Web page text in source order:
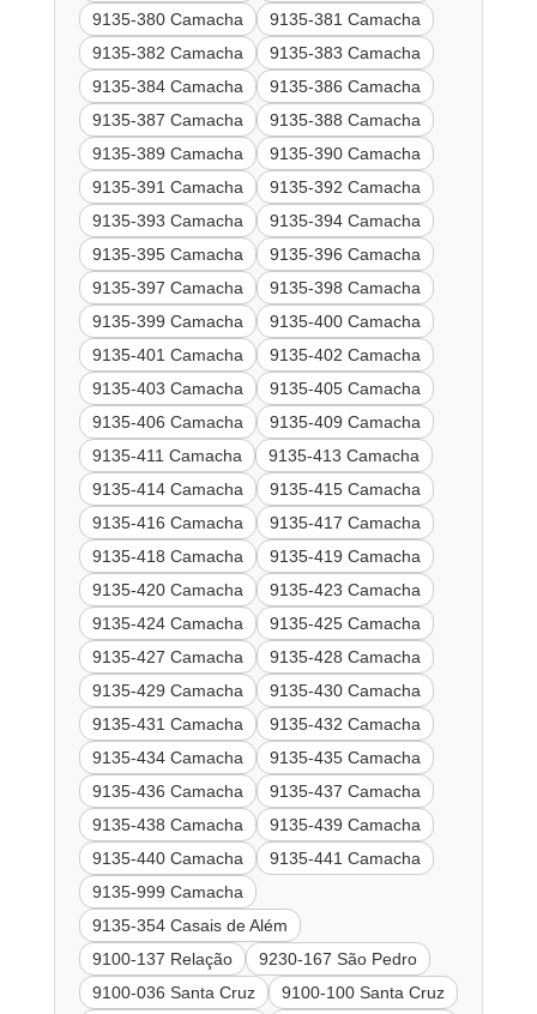
9135-380 Camacha
9135-381 Camacha
9135-382 Camacha
9135-383 Camacha
9135-384 Camacha
9135-386 Camacha
9135-387 Camacha
9135-388 Camacha
9135-389 Camacha
9135-390 Camacha
9135-391 Camacha
9135-392 Camacha
9135-393 Camacha
9135-394 Camacha
9135-395 Camacha
9135-396 Camacha
9135-397 Camacha
9135-398 Camacha
9135-399 Camacha
9135-400 Camacha
9135-401 Camacha
9135-402 Camacha
9135-403 Camacha
9135-405 Camacha
9135-406 Camacha
9135-409 Camacha
9135-411 Camacha
9135-413 Camacha
9135-414 Camacha
9135-415 Camacha
9135-416 Camacha
9135-417 Camacha
9135-418 Camacha
9135-419 Camacha
9135-420 Camacha
9135-423 Camacha
9135-424 Camacha
9135-425 Camacha
9135-427 Camacha
9135-428 Camacha
9135-429 Camacha
9135-430 Camacha
9135-431 Camacha
9135-432 Camacha
9135-434 Camacha
9135-435 Camacha
9135-436 Camacha
9135-437 Camacha
9135-438 Camacha
9135-439 Camacha
9135-440 Camacha
9135-441 Camacha
9135-999 Camacha
9135-354 Casais de Além
9100-137 Relação
9230-167 São Pedro
9100-036 Santa Cruz
9100-100 Santa Cruz